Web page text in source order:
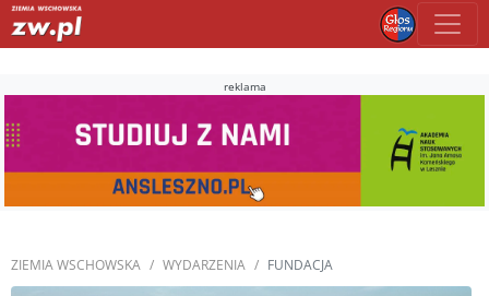
reklama
ZIEMIA WSCHOWSKA WYDARZENIA FUNDACJA